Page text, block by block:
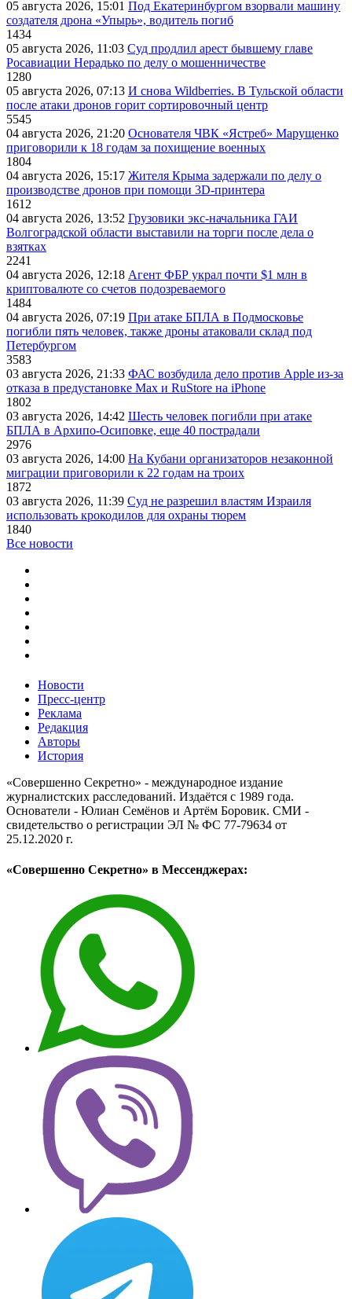
05 августа 2026, 15:01 Под Екатеринбургом взорвали машину
создателя дрона «Упырь», водитель погиб
1434
05 августа 2026, 11:03 Суд продлил арест бывшему главе
Росавиации Нерадько по делу о мошенничестве
1280
05 августа 2026, 07:13 И снова Wildberries. В Тульской области
после атаки дронов горит сортировочный центр
5545
04 августа 2026, 21:20 Основателя ЧВК «Ястреб» Марущенко
приговорили к 18 годам за похищение военных
1804
04 августа 2026, 15:17 Жителя Крыма задержали по делу о
производстве дронов при помощи 3D‑принтера
1612
04 августа 2026, 13:52 Грузовики экс-начальника ГАИ
Волгоградской области выставили на торги после дела о
взятках
2241
04 августа 2026, 12:18 Агент ФБР украл почти $1 млн в
криптовалюте со счетов подозреваемого
1484
04 августа 2026, 07:19 При атаке БПЛА в Подмосковье
погибли пять человек, также дроны атаковали склад под
Петербургом
3583
03 августа 2026, 21:33 ФАС возбудила дело против Apple из-за
отказа в предустановке Max и RuStore на iPhone
1802
03 августа 2026, 14:42 Шесть человек погибли при атаке
БПЛА в Архипо-Осиповке, еще 40 пострадали
2976
03 августа 2026, 14:00 На Кубани организаторов незаконной
миграции приговорили к 22 годам на троих
1872
03 августа 2026, 11:39 Суд не разрешил властям Израиля
использовать крокодилов для охраны тюрем
1840
Все новости
Новости
Пресс-центр
Реклама
Редакция
Авторы
История
«Совершенно Секретно» - международное издание
журналистских расследований. Издаётся с 1989 года.
Основатели - Юлиан Семёнов и Артём Боровик. CМИ -
свидетельство о регистрации ЭЛ № ФС 77-79634 от
25.12.2020 г.
«Совершенно Секретно» в Мессенджерах: